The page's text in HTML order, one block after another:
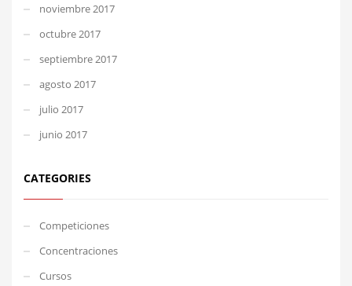
noviembre 2017
octubre 2017
septiembre 2017
agosto 2017
julio 2017
junio 2017
CATEGORIES
Competiciones
Concentraciones
Cursos